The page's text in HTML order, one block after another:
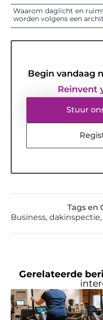
Waarom daglicht en
worden volgens een
Begin vandaag
Reinvent
Stuur
Tags en
Business,dakinspectie
Gerelateerde